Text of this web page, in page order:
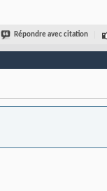
Répondre avec citation